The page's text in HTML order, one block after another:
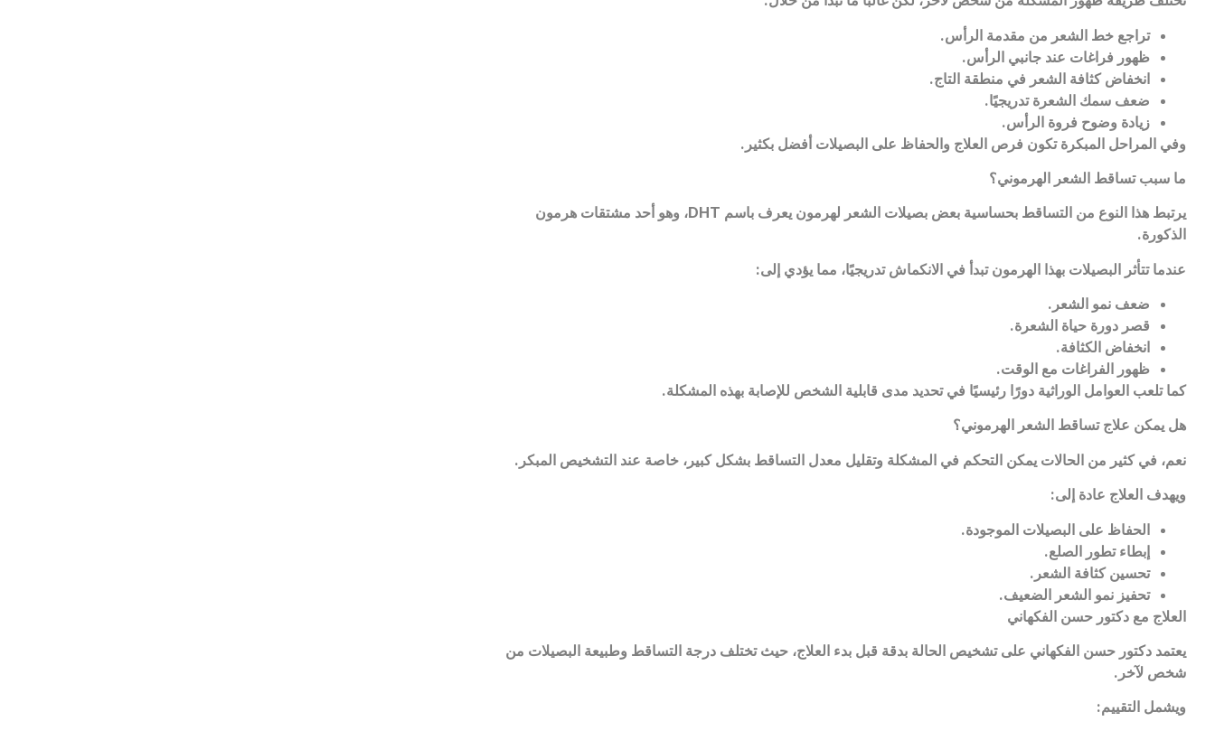
تراجع خط الشعر من مقدمة الرأس.
ظهور فراغات عند جانبي الرأس.
انخفاض كثافة الشعر في منطقة التاج.
ضعف سمك الشعرة تدريجيًا.
زيادة وضوح فروة الرأس.
وفي المراحل المبكرة تكون فرص العلاج والحفاظ على البصيلات أفضل بكثير .
ما سبب تساقط الشعر الهرموني؟
يرتبط هذا النوع من التساقط بحساسية بعض بصيلات الشعر لهرمون يعرف باسم
، وهو أحد مشتقات هرمون
الذكورة.
عندما تتأثر البصيلات بهذا الهرمون تبدأ في الانكماش تدريجيًا، مما يؤدي إلى:
ضعف نمو الشعر .
قصر دورة حياة الشعرة.
انخفاض الكثافة.
ظهور الفراغات مع الوقت.
كما تلعب العوامل الوراثية دورًا رئيسيًا في تحديد مدى قابلية الشخص للإصابة بهذه المشكلة.
هل يمكن علاج تساقط الشعر الهرموني؟
نعم، في كثير من الحالات يمكن التحكم في المشكلة وتقليل معدل التساقط بشكل كبير، خاصة عند التشخيص المبكر .
ويهدف العلاج عادة إلى:
الحفاظ على البصيلات الموجودة.
إبطاء تطور الصلع.
تحسين كثافة الشعر .
تحفيز نمو الشعر الضعيف.
العلاج مع دكتور حسن الفكهاني
يعتمد دكتور حسن الفكهاني على تشخيص الحالة بدقة قبل بدء العلاج، حيث تختلف درجة التساقط وطبيعة البصيلات من
شخص لآخر .
ويشمل التقييم: